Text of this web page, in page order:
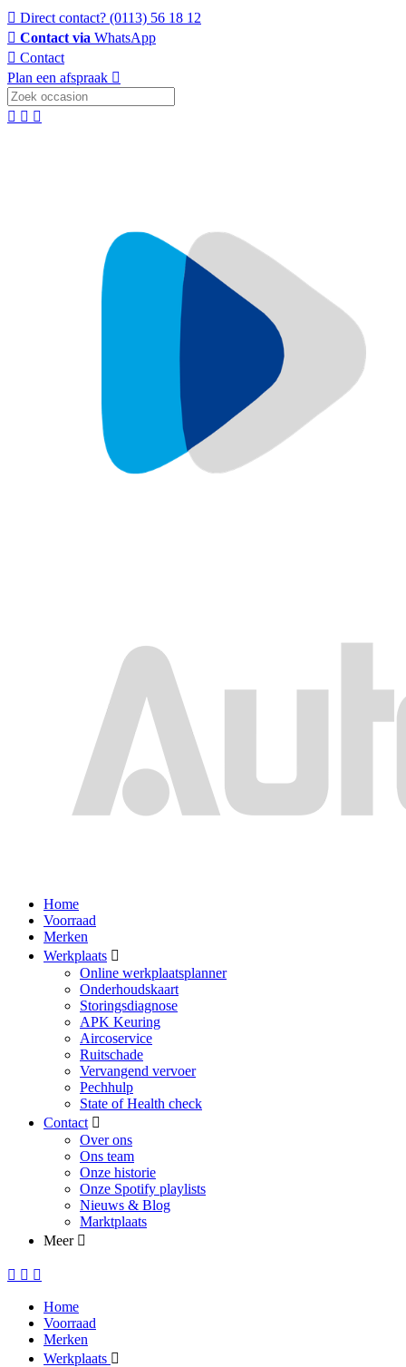
Direct contact? (0113) 56 18 12
Contact via WhatsApp
Contact
Plan een afspraak
Home
Voorraad
Merken
Werkplaats
Online werkplaatsplanner
Onderhoudskaart
Storingsdiagnose
APK Keuring
Aircoservice
Ruitschade
Vervangend vervoer
Pechhulp
State of Health check
Contact
Over ons
Ons team
Onze historie
Onze Spotify playlists
Nieuws & Blog
Marktplaats
Meer
Home
Voorraad
Merken
Werkplaats